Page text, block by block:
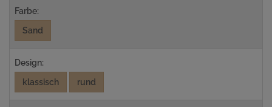
Farbe:
Sand
Design:
klassisch
rund